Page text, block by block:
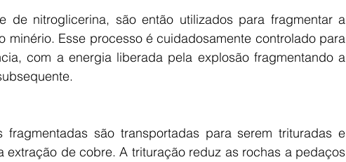
de nitroglicerina, são então utilizados para fragmentar a
minério. Esse processo é cuidadosamente controlado para
com a energia liberada pela explosão fragmentando a
são transportadas para serem trituradas e
extração de cobre. A trituração reduz as rochas a pedaços